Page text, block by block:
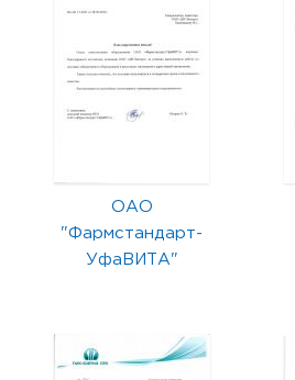
ОАО
"Фармстандарт-
УфаВИТА"